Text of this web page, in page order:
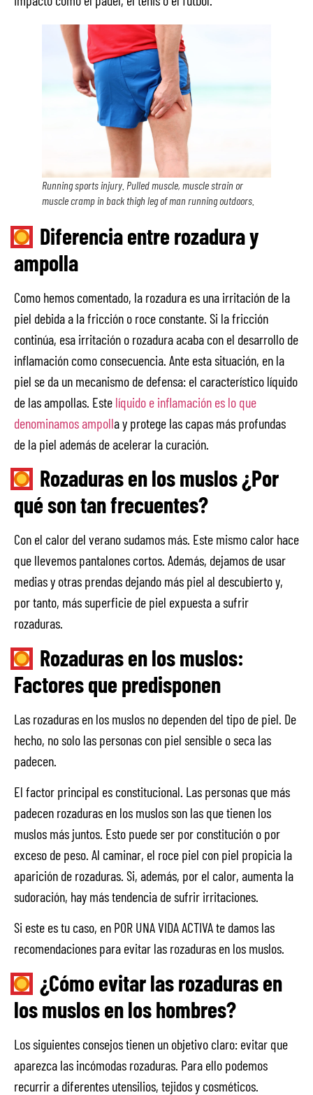
Running sports injury. Pulled muscle, muscle strain or
muscle cramp in back thigh leg of man running outdoors.
Diferencia entre rozadura y
ampolla
Como hemos comentado, la rozadura es una irritación de la
piel debida a la fricción o roce constante. Si la fricción
continúa, esa irritación o rozadura acaba con el desarrollo de
inflamación como consecuencia. Ante esta situación, en la
piel se da un mecanismo de defensa: el característico líquido
de las ampollas. Este líquido e inflamación es lo que
denominamos ampolla y protege las capas más profundas
de la piel además de acelerar la curación.
Rozaduras en los muslos ¿Por
qué son tan frecuentes?
Con el calor del verano sudamos más. Este mismo calor hace
que llevemos pantalones cortos. Además, dejamos de usar
medias y otras prendas dejando más piel al descubierto y,
por tanto, más superficie de piel expuesta a sufrir
rozaduras.
Rozaduras en los muslos:
Factores que predisponen
Las rozaduras en los muslos no dependen del tipo de piel. De
hecho, no solo las personas con piel sensible o seca las
padecen.
El factor principal es constitucional. Las personas que más
padecen rozaduras en los muslos son las que tienen los
muslos más juntos. Esto puede ser por constitución o por
exceso de peso. Al caminar, el roce piel con piel propicia la
aparición de rozaduras. Si, además, por el calor, aumenta la
sudoración, hay más tendencia de sufrir irritaciones.
Si este es tu caso, en POR UNA VIDA ACTIVA te damos las
recomendaciones para evitar las rozaduras en los muslos.
¿Cómo evitar las rozaduras en
los muslos en los hombres?
Los siguientes consejos tienen un objetivo claro: evitar que
aparezca las incómodas rozaduras. Para ello podemos
recurrir a diferentes utensilios, tejidos y cosméticos.